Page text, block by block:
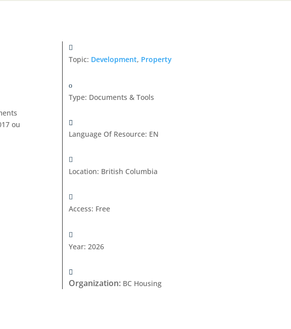
ou
Topic: Development, Property
Type: Documents & Tools
Language Of Resource: EN
Location: British Columbia
Access: Free
Year: 2026
Organization: BC Housing